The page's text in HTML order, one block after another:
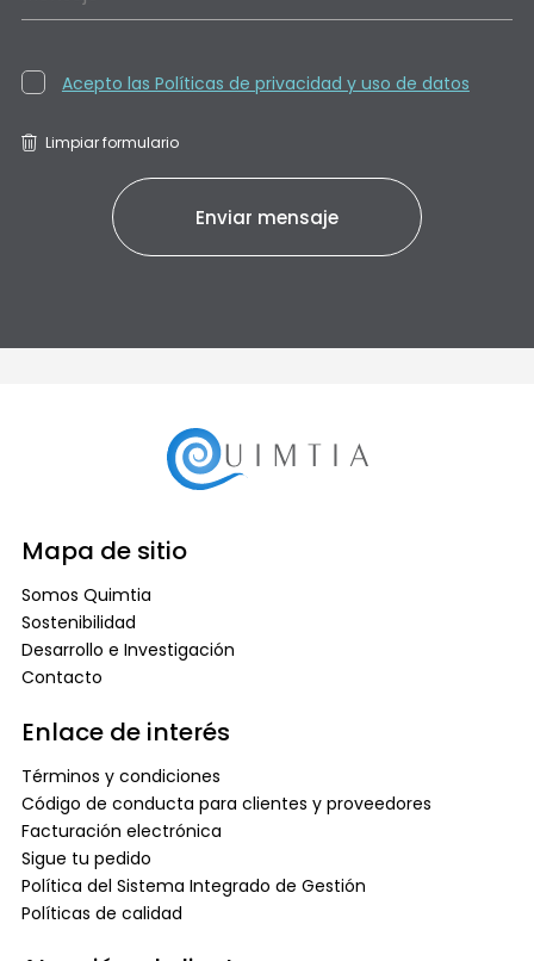
Acepto las Políticas de privacidad y uso de datos
Limpiar formulario
Mapa de sitio
Somos Quimtia
Sostenibilidad
Desarrollo e Investigación
Contacto
Enlace de interés
Términos y condiciones
Código de conducta para clientes y proveedores
Facturación electrónica
Sigue tu pedido
Política del Sistema Integrado de Gestión
Políticas de calidad